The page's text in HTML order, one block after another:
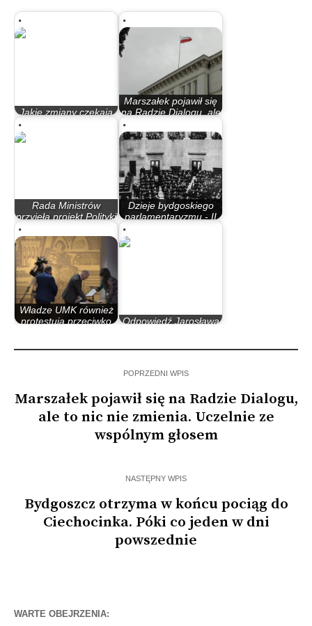
Jakie zmiany czekają
Marszałek pojawił się
na Radzie Dialogu, ale
Rada Ministrów
przyjęła projekt Polityki
Dzieje bydgoskiego
parlamentaryzmu - II
Władze UMK również
protestują przeciwko
Odpowiedź Jarosława
POPRZEDNI WPIS
Marszałek pojawił się na Radzie Dialogu,
ale to nic nie zmienia. Uczelnie ze
wspólnym głosem
NASTĘPNY WPIS
Bydgoszcz otrzyma w końcu pociąg do
Ciechocinka. Póki co jeden w dni
powszednie
WARTE OBEJRZENIA: